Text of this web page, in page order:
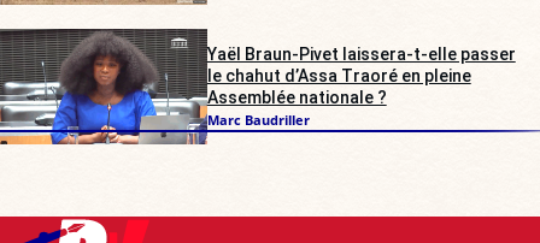
Yaël Braun-Pivet laissera-t-elle passer
le chahut d’Assa Traoré en pleine
Assemblée nationale ?
Marc Baudriller